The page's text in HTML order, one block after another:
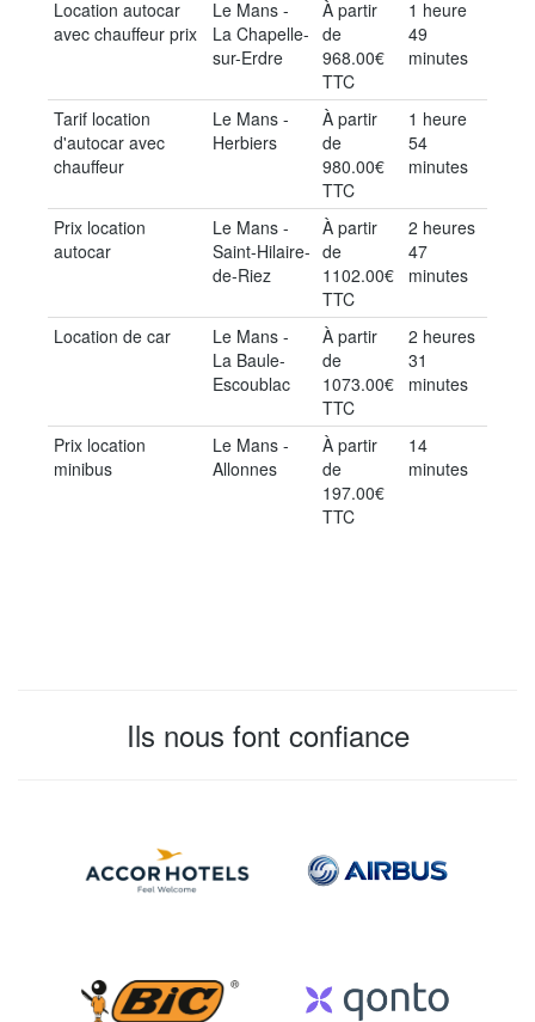
Location autocar
avec chauffeur prix
Le Mans -
La Chapelle-
sur-Erdre
À partir
de
968.00€
TTC
1 heure
49
minutes
Tarif location
d'autocar avec
chauffeur
Le Mans -
Herbiers
À partir
de
980.00€
TTC
1 heure
54
minutes
Prix location
autocar
Le Mans -
Saint-Hilaire-
de-Riez
À partir
de
1102.00€
TTC
2 heures
47
minutes
Location de car
Le Mans -
La Baule-
Escoublac
À partir
de
1073.00€
TTC
2 heures
31
minutes
Prix location
minibus
Le Mans -
Allonnes
À partir
de
197.00€
TTC
14
minutes
Ils nous font confiance